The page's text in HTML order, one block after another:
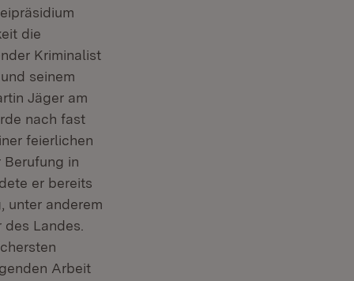
die
Kriminalist
seinem
Jäger am
nach fast
feierlichen
Berufung in
er bereits
unter anderem
Landes.
Arbeit